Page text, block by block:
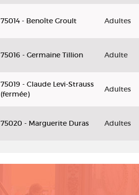
75014 - Benoîte Groult Adultes
75016 - Germaine Tillion Adulte
75019 - Claude Levi-Strauss
(fermée)
Adultes
75020 - Marguerite Duras Adultes